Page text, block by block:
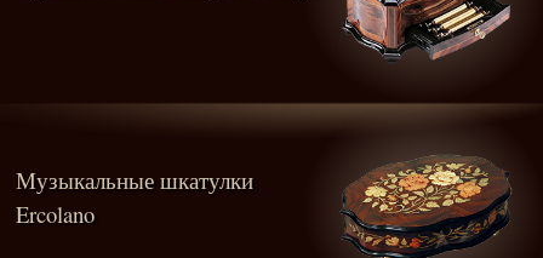
Музыкальные шкатулки
Ercolano